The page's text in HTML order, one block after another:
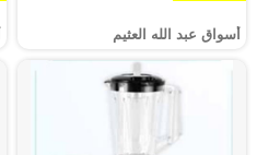
أسواق عبد الله العثيم